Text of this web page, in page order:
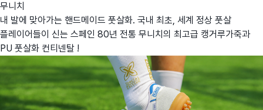
무니치
내 발에 맞아가는 핸드메이드 풋살화. 국내 최초, 세계 정상 풋살
플레이어들이 신는 스페인 80년 전통 무니치의 최고급 캥거루가죽과
PU 풋살화 컨티넨탈 !